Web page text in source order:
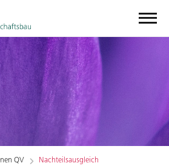
QV Nachteilsausgleich